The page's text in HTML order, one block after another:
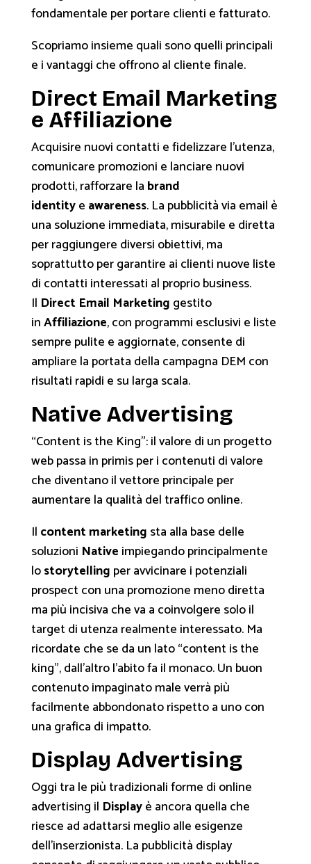
fondamentale per portare clienti e fatturato.
Scopriamo insieme quali sono quelli principali
e i vantaggi che offrono al cliente finale.
Direct Email Marketing
e Affiliazione
Acquisire nuovi contatti e fidelizzare l’utenza,
comunicare promozioni e lanciare nuovi
prodotti, rafforzare la brand
identitye awareness. La pubblicità via email è
una soluzione immediata, misurabile e diretta
per raggiungere diversi obiettivi, ma
soprattutto per garantire ai clienti nuove liste
di contatti interessati al proprio business.
Il Direct Email Marketing gestito
inAffiliazione, con programmi esclusivi e liste
sempre pulite e aggiornate, consente di
ampliare la portata della campagna DEM con
risultati rapidi e su larga scala.
Native Advertising
“Content is the King”: il valore di un progetto
web passa in primis per i contenuti di valore
che diventano il vettore principale per
aumentare la qualità del traffico online.
Il content marketing sta alla base delle
soluzioni Native impiegando principalmente
lostorytelling per avvicinare i potenziali
prospect con una promozione meno diretta
ma più incisiva che va a coinvolgere solo il
target di utenza realmente interessato. Ma
ricordate che se da un lato “content is the
king”, dall’altro l’abito fa il monaco. Un buon
contenuto impaginato male verrà più
facilmente abbondonato rispetto a uno con
una grafica di impatto.
Display Advertising
Oggi tra le più tradizionali forme di online
advertising il Displayè ancora quella che
riesce ad adattarsi meglio alle esigenze
dell’inserzionista. La pubblicità display